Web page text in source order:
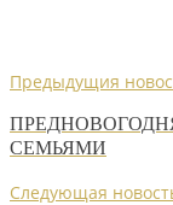
Предыдущия
СЕМЬЯМИ
Следующая